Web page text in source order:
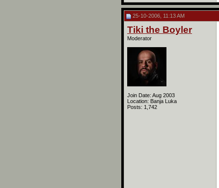
25-10-2006, 11:13 AM
Tiki the Boyler
Moderator
Join Date: Aug 2003
Location: Banja Luka
Posts: 1,742